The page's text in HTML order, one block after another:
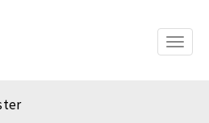
Toggle